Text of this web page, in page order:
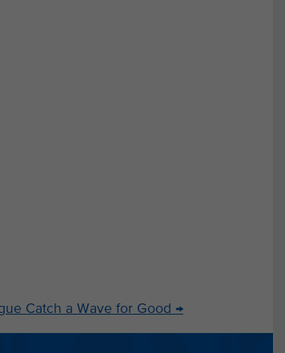
Catch a Wave for Good →